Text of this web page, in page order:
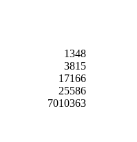
1348
3815
17166
25586
7010363